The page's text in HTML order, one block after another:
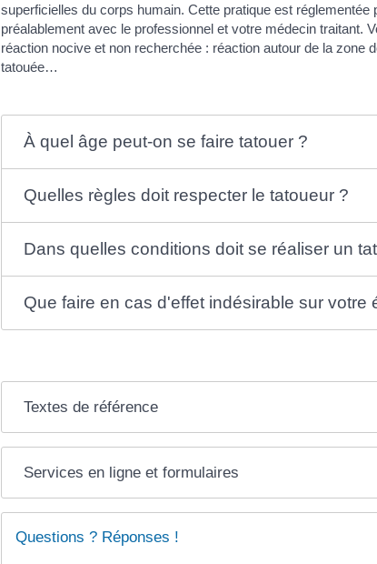
superficielles du corps humain. Cette pratique est
préalablement avec le professionnel et votre médecin traitant.
réaction nocive et non recherchée : réaction autour de la zone
tatouée…
À quel âge peut-on se faire tatouer ?
Quelles règles doit respecter le tatoueur ?
Dans quelles conditions doit se réaliser un
Que faire en cas d'effet indésirable sur votre
Textes de référence
Services en ligne et formulaires
Questions ? Réponses !